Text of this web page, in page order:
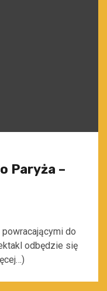
Paryża –
do
odbędzie się